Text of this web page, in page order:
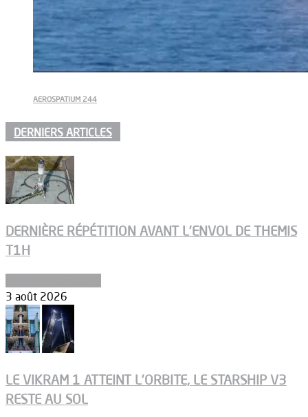
AEROSPATIUM 244
DERNIERS ARTICLES
DERNIÈRE RÉPÉTITION AVANT L’ENVOL DE THEMIS
T1H
3 août 2026
LE VIKRAM 1 ATTEINT L’ORBITE, LE STARSHIP V3
RESTE AU SOL